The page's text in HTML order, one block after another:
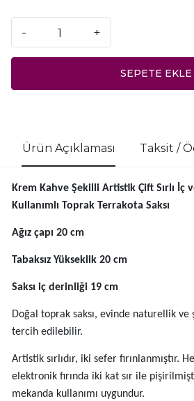
- +
SEPETE EKLE
Ürün Açıklaması Taksit /
Krem Kahve Şekilli Artistik Çift Sırlı İç
Kullanımlı Toprak Terrakota Saksı
Ağız çapı 20 cm
Tabaksız Yükseklik 20 cm
Saksı iç derinliği 19 cm
Doğal toprak saksı, evinde naturellik ve
tercih edilebilir.
Artistik sırlıdır, iki sefer fırınlanmıştır.
elektronik fırında iki kat sır ile
mekanda kullanımı uygundur.